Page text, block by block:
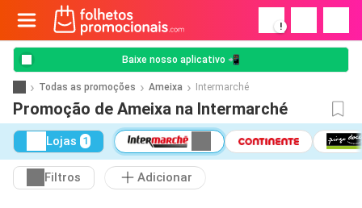
!
Baixe nosso aplicativo 📲
Todas as promoções Ameixa Intermarché
Promoção de Ameixa na Intermarché
Lojas 1
Filtros Adicionar